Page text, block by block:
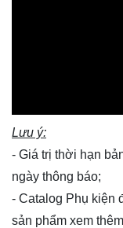
Lưu ý:
- Giá trị thời hạn
ngày thông báo;
- Catalog Phụ kiện
sản phẩm xem thêm